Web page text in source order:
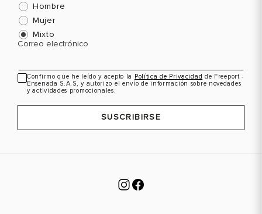
Hombre
Mujer
Mixto
Correo electrónico
Confirmo que he leído y acepto la Política de Privacidad de Freeport -
Ensenada S.A.S, y autorizo el envío de información sobre novedades
y actividades promocionales.
SUSCRIBIRSE